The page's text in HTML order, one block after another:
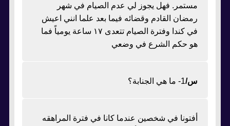
مستمر. فهل يجوز لي عدم الصيام في شهر
رمضان القادم وقضائه فيما بعد علما انني اعيش
في كندا وفترة الصيام تتعدى ١٧ ساعة يومياً فما
هو حكم الشرع في وضعي
س/1- ما هي الجنابة؟
أفتونا في شخصين عندما كانا في فترة المراهقه